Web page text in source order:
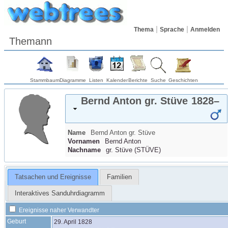
Thema Sprache Anmelden
Themann
StammbaumDiagramme Listen KalenderBerichte Suche Geschichten
Bernd Anton gr. Stüve 1828–
Name Bernd Anton gr. Stüve
Vornamen
Bernd Anton
Nachname
gr. Stüve (STÜVE)
Tatsachen und Ereignisse Familien
Interaktives Sanduhrdiagramm
Ereignisse naher Verwandter
Geburt
29. April 1828